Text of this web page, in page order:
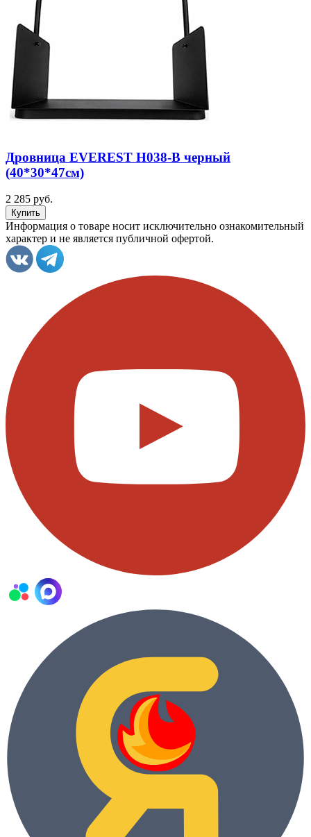
Дровница EVEREST Н038-В черный
(40*30*47см)
2 285 руб.
Информация о товаре носит исключительно ознакомительный
характер и не является публичной офертой.